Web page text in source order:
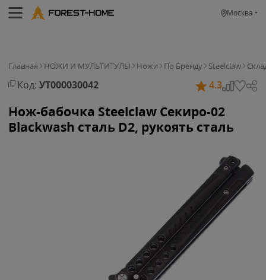
Москва
Главная НОЖИ И МУЛЬТИТУЛЫ Ножи По Бренду Steelclaw
Код: УТ000030042 4.3
Нож-бабочка Steelclaw Секиро-02
Blackwash сталь D2, рукоять сталь